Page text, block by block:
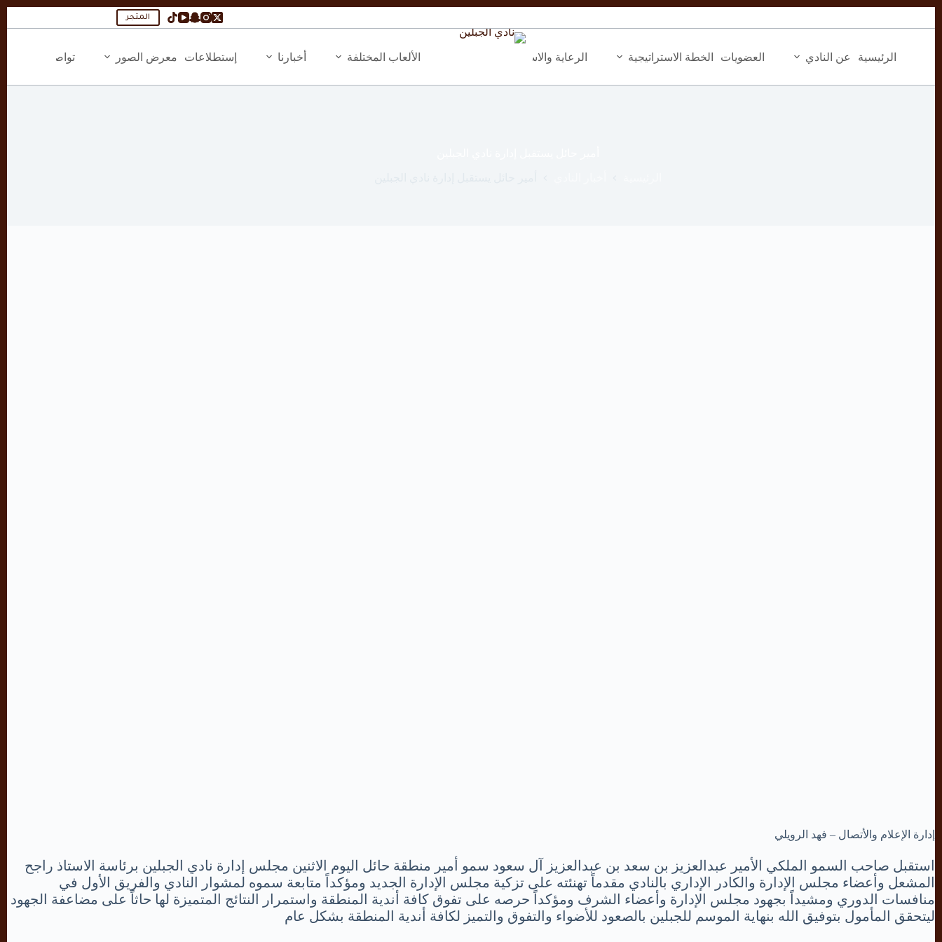
إلى
المتجر
الرئيسية عن النادي العضويات الخطة الاستراتيجية الرعاية والاستثمار المبادرات والأنشطة
الألعاب المختلفة أخبارنا إستطلاعات معرض الصور تواصل معنا
إدارة الإعلام والأتصال – فهد الرويلي
استقبل صاحب السمو الملكي الأمير عبدالعزيز بن سعد بن عبدالعزيز آل سعود سمو أمير منطقة حائل اليوم الاثنين مجلس إدارة نادي ⁧‫الجبلين برئاسة‬⁩ الاستاذ راجح
المشعل وأعضاء مجلس الإدارة والكادر الإداري بالنادي مقدماً تهنئته على تزكية مجلس الإدارة الجديد ومؤكداً متابعة سموه لمشوار النادي والفريق الأول في
منافسات الدوري ومشيداً بجهود مجلس الإدارة وأعضاء الشرف ومؤكداً حرصه على تفوق كافة أندية المنطقة واستمرار النتائج المتميزة لها حاثاً على مضاعفة الجهود
ليتحقق المأمول بتوفيق الله بنهاية الموسم للجبلين بالصعود للأضواء والتفوق والتميز لكافة أندية المنطقة بشكل عام